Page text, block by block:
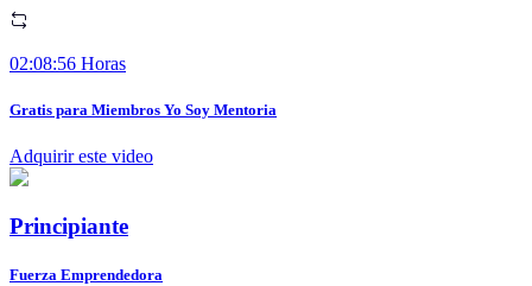
02:08:56 Horas
Gratis para Miembros Yo Soy Mentoria
Adquirir este video
Principiante
Fuerza Emprendedora